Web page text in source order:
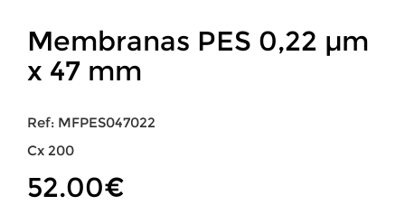
Membranas PES 0,22 µm
x 47 mm
Ref: MFPES047022
Cx 200
52.00€